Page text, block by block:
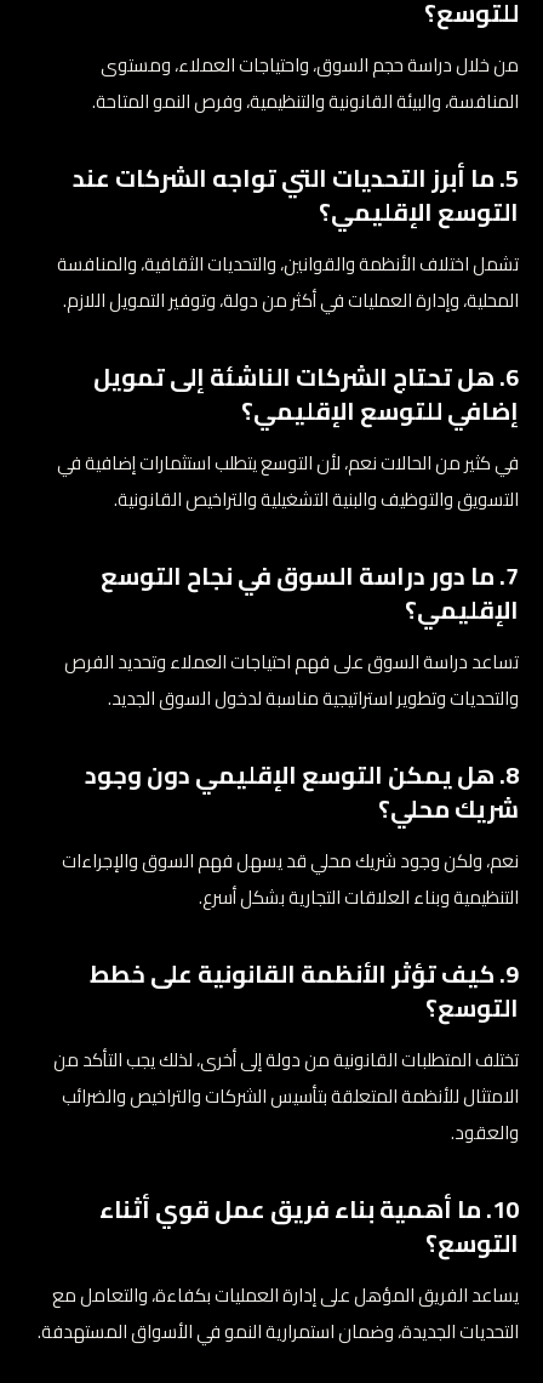
للتوسع؟
من خلال دراسة حجم السوق، واحتياجات العملاء، ومستوى
المنافسة، والبيئة القانونية والتنظيمية، وفرص النمو المتاحة.
5. ما أبرز التحديات التي تواجه الشركات عند
التوسع الإقليمي؟
تشمل اختلاف الأنظمة والقوانين، والتحديات الثقافية، والمنافسة
المحلية، وإدارة العمليات في أكثر من دولة، وتوفير التمويل اللازم.
6. هل تحتاج الشركات الناشئة إلى تمويل
إضافي للتوسع الإقليمي؟
في كثير من الحالات نعم، لأن التوسع يتطلب استثمارات إضافية في
التسويق والتوظيف والبنية التشغيلية والتراخيص القانونية.
7. ما دور دراسة السوق في نجاح التوسع
الإقليمي؟
تساعد دراسة السوق على فهم احتياجات العملاء وتحديد الفرص
والتحديات وتطوير استراتيجية مناسبة لدخول السوق الجديد.
8. هل يمكن التوسع الإقليمي دون وجود
شريك محلي؟
نعم، ولكن وجود شريك محلي قد يسهل فهم السوق والإجراءات
التنظيمية وبناء العلاقات التجارية بشكل أسرع.
9. كيف تؤثر الأنظمة القانونية على خطط
التوسع؟
تختلف المتطلبات القانونية من دولة إلى أخرى، لذلك يجب التأكد من
الامتثال للأنظمة المتعلقة بتأسيس الشركات والتراخيص والضرائب
والعقود.
10. ما أهمية بناء فريق عمل قوي أثناء
التوسع؟
يساعد الفريق المؤهل على إدارة العمليات بكفاءة، والتعامل مع
التحديات الجديدة، وضمان استمرارية النمو في الأسواق المستهدفة.